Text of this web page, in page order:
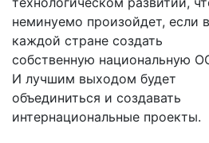
неминуемо произойдет, если в
каждой стране создать
собственную национальную
И лучшим выходом будет
объединиться и создавать
интернациональные проекты.